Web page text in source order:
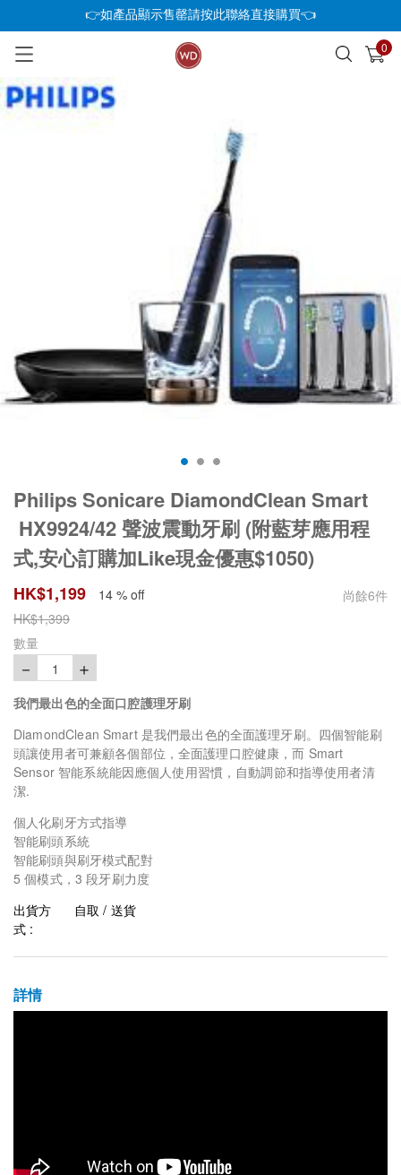
👉如產品顯示售罄請按此聯絡直接購買👈
0
已加入購物車 查看
Philips Sonicare DiamondClean Smart
HX9924/42 聲波震動牙刷 (附藍芽應用程
式,安心訂購加Like現金優惠$1050)
HK$1,199 14 % off 尚餘6件
HK$1,399
數量
－ 1 ＋
我們最出色的全面口腔護理牙刷
DiamondClean Smart 是我們最出色的全面護理牙刷。四個智能刷
頭讓使用者可兼顧各個部位，全面護理口腔健康，而 Smart
Sensor 智能系統能因應個人使用習慣，自動調節和指導使用者清
潔.
個人化刷牙方式指導
智能刷頭系統
智能刷頭與刷牙模式配對
5 個模式，3 段牙刷力度
出貨方
式 :
自取 / 送貨
詳情